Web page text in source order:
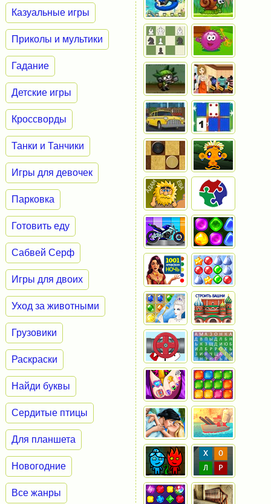
Казуальные игры
Приколы и мультики
Гадание
Детские игры
Кроссворды
Танки и Танчики
Игры для девочек
Парковка
Готовить еду
Сабвей Серф
Игры для двоих
Уход за животными
Грузовики
Раскраски
Найди буквы
Сердитые птицы
Для планшета
Новогодние
Все жанры